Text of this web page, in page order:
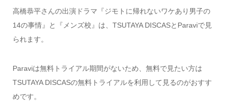
高橋恭平さんの出演ドラマ『ジモトに帰れないワケあり男子の
14の事情』と『メンズ校』は、TSUTAYA DISCASとParaviで見
られます。
Paraviは無料トライアル期間がないため、無料で見たい方は
TSUTAYA DISCASの無料トライアルを利用して見るのがおすす
めです。